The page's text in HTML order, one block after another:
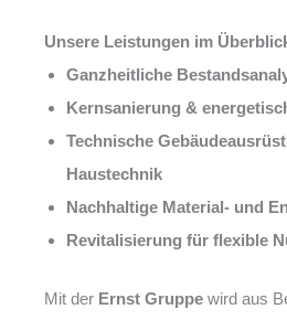
Unsere Leistungen im
Ganzheitliche
Kernsanierung &
Technische
Haustechnik
Nachhaltige Material- und
Revitalisierung für flexible
Mit der Ernst Gruppe wird aus